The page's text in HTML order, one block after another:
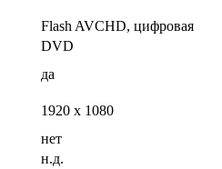
Flash AVCHD, цифровая
DVD
да
1920 х 1080
нет
н.д.